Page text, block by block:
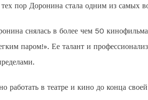
пор Доронина стала одним из самых
снялась в более чем 50
паром!». Ее талант и
работать в театре и кино до конца